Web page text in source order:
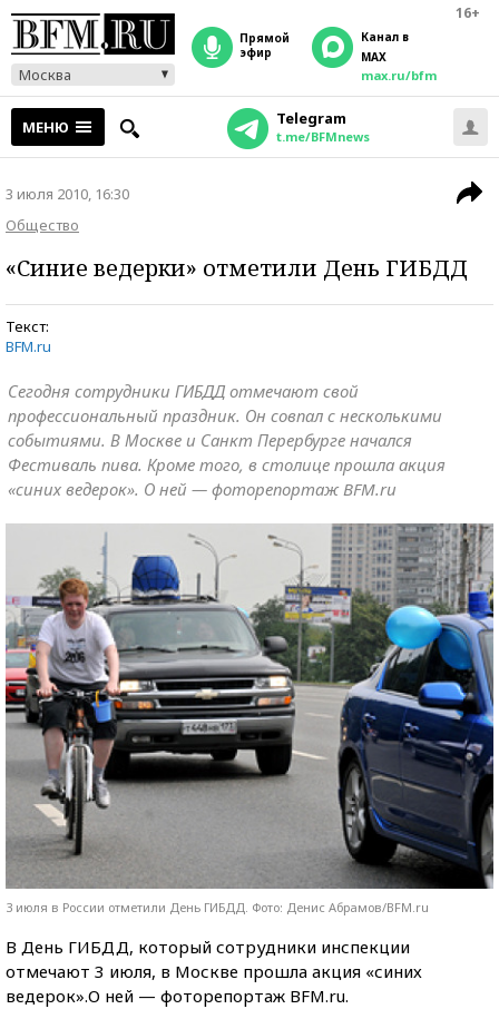
16+
Москва
прямой
эфир
Канал в
MAX
max.ru/bfm
МЕНЮ Telegram
t.me/BFMnews
3 июля 2010, 16:30
Общество
«Синие ведерки» отметили День ГИБДД
Текст:
BFM.ru
Сегодня сотрудники ГИБДД отмечают свой
профессиональный праздник. Он совпал с несколькими
событиями. В Москве и Санкт Перербурге начался
Фестиваль пива. Кроме того, в столице прошла акция
«синих ведерок». О ней — фоторепортаж BFM.ru
3 июля в России отметили День ГИБДД. Фото: Денис Абрамов/BFM.ru
В День ГИБДД, который сотрудники инспекции
отмечают 3 июля, в Москве прошла акция «синих
ведерок».О ней — фоторепортаж BFM.ru.